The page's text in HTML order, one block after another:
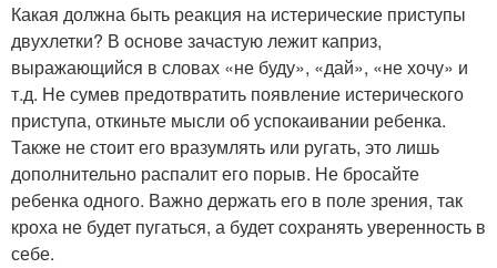
Какая должна быть реакция на истерические приступы
двухлетки? В основе зачастую лежит каприз,
выражающийся в словах «не буду», «дай», «не хочу» и
т.д. Не сумев предотвратить появление истерического
приступа, откиньте мысли об успокаивании ребенка.
Также не стоит его вразумлять или ругать, это лишь
дополнительно распалит его порыв. Не бросайте
ребенка одного. Важно держать его в поле зрения, так
кроха не будет пугаться, а будет сохранять уверенность в
себе.